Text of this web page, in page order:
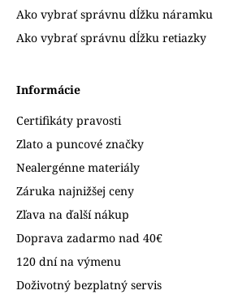
Ako vybrať správnu dĺžku náramku
Ako vybrať správnu dĺžku retiazky
Informácie
Certifikáty pravosti
Zlato a puncové značky
Nealergénne materiály
Záruka najnižšej ceny
Zľava na ďalší nákup
Doprava zadarmo nad 40€
120 dní na výmenu
Doživotný bezplatný servis